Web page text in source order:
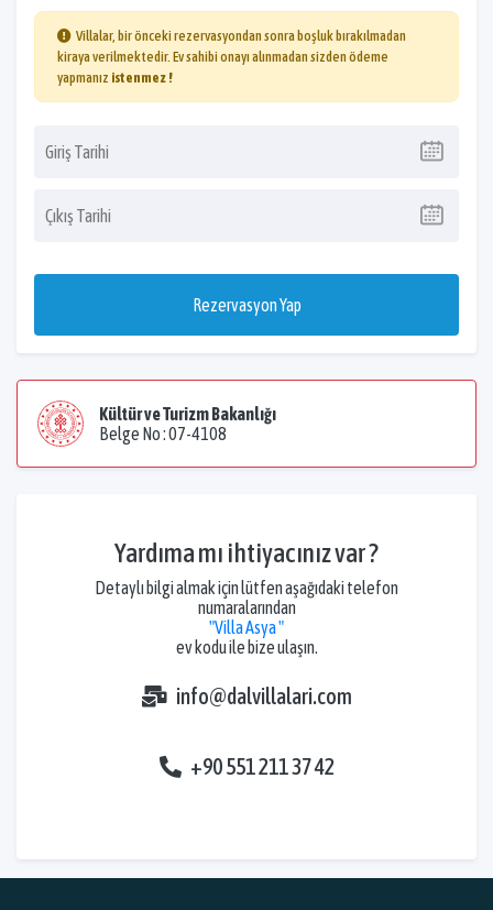
Villalar, bir önceki rezervasyondan sonra boşluk bırakılmadan
kiraya verilmektedir. Ev sahibi onayı alınmadan sizden ödeme
yapmanız istenmez !
Rezervasyon Yap
Kültür ve Turizm Bakanlığı
Belge No : 07-4108
Yardıma mı ihtiyacınız var ?
Detaylı bilgi almak için lütfen aşağıdaki telefon
numaralarından
"Villa Asya "
ev kodu ile bize ulaşın.
info@dalvillalari.com
+90 551 211 37 42